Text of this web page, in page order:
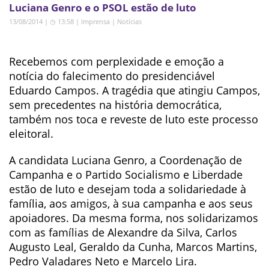
Luciana Genro e o PSOL estão de luto
13/08/2014 | ◷ 13:58 | Imprensa | Notícias
Recebemos com perplexidade e emoção a
notícia do falecimento do presidenciável
Eduardo Campos. A tragédia que atingiu Campos,
sem precedentes na história democrática,
também nos toca e reveste de luto este processo
eleitoral.
A candidata Luciana Genro, a Coordenação de
Campanha e o Partido Socialismo e Liberdade
estão de luto e desejam toda a solidariedade à
família, aos amigos, à sua campanha e aos seus
apoiadores. Da mesma forma, nos solidarizamos
com as famílias de Alexandre da Silva, Carlos
Augusto Leal, Geraldo da Cunha, Marcos Martins,
Pedro Valadares Neto e Marcelo Lira.